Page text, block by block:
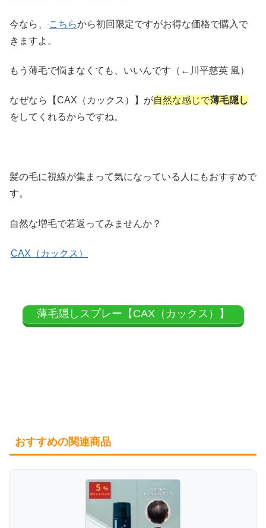
今なら、 こちらから初回限定ですがお得な価格で購入で
きますよ。
もう薄毛で悩まなくても、いいんです（←川平慈英 風）
なぜなら【CAX（カックス）】が自然な感じで薄毛隠し
をしてくれるからですね。
髪の毛に視線が集まって気になっている人にもおすすめで
す。
自然な増毛で若返ってみませんか？
CAX（カックス）
薄毛隠しスプレー【CAX（カックス）】
おすすめの関連商品